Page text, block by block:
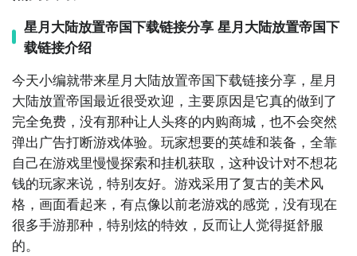
星月大陆放置帝国下载链接分享 星月大陆放置帝国下
载链接介绍
今天小编就带来星月大陆放置帝国下载链接分享，星月
大陆放置帝国最近很受欢迎，主要原因是它真的做到了
完全免费，没有那种让人头疼的内购商城，也不会突然
弹出广告打断游戏体验。玩家想要的英雄和装备，全靠
自己在游戏里慢慢探索和挂机获取，这种设计对不想花
钱的玩家来说，特别友好。游戏采用了复古的美术风
格，画面看起来，有点像以前老游戏的感觉，没有现在
很多手游那种，特别炫的特效，反而让人觉得挺舒服
的。